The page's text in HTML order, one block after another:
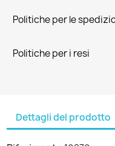
Politiche per le
Politiche per i resi
Dettagli del prodotto